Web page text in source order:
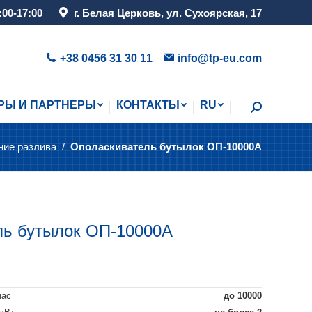
17:00 г. Белая Церковь, ул. Сухоярская, 17
+38 0456 31 30 11 info@tp-eu.com
И ПАРТНЕРЫ КОНТАКТЫ RU Поиск:
разлива Ополаскиватель бутылок ОП-10000A
бутылок ОП-10000A
до 10000
И ПАРТНЕРЫ КОНТАКТЫ RU Поиск: